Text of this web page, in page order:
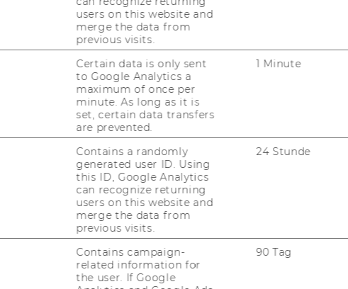
und Rech­nungs­we­sen,
Pro­jekt­mit­ar­bei­ters/ E-​Learning As­sis­
E- Lear­ning As­sis­ten­tin Typ 1
Wien gem. § 128 UG 2002 idgF),
"Dy­na­mi­sche Haus­übun­gen"
Studium
users on this website and
merge the data from
previous visits.
Certain data is only sent
to Google Analytics a
maximum of once per
minute. As long as it is
set, certain data transfers
are prevented.
1 Minute
Contains a randomly
generated user ID. Using
this ID, Google Analytics
can recognize returning
users on this website and
merge the data from
previous visits.
24 Stunde
Contains campaign-
related information for
the user. If Google
90 Tag